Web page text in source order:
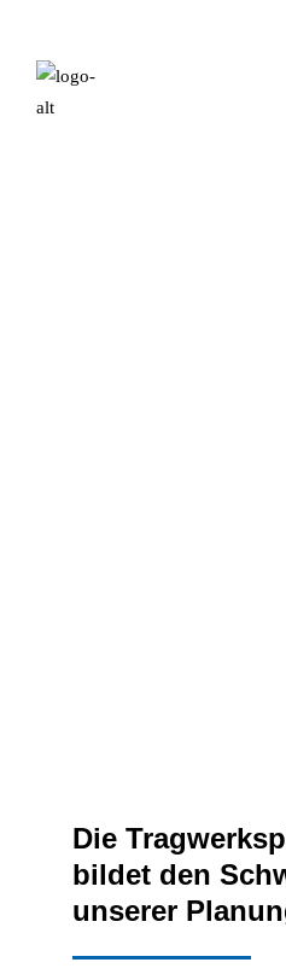
Die
bildet den
unserer